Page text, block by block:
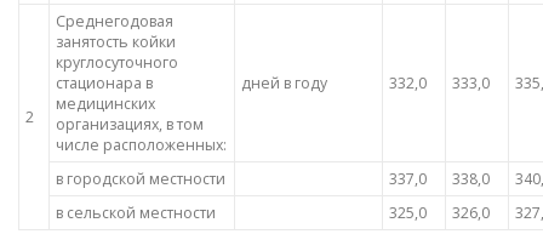
2
Среднегодовая
занятость койки
круглосуточного
стационара в
медицинских
организациях, в том
числе расположенных:
дней в году 332,0 333,0
в городской местности 337,0 338,0
в сельской местности
325,0 326,0